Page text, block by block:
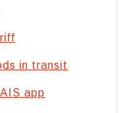
in transit
app